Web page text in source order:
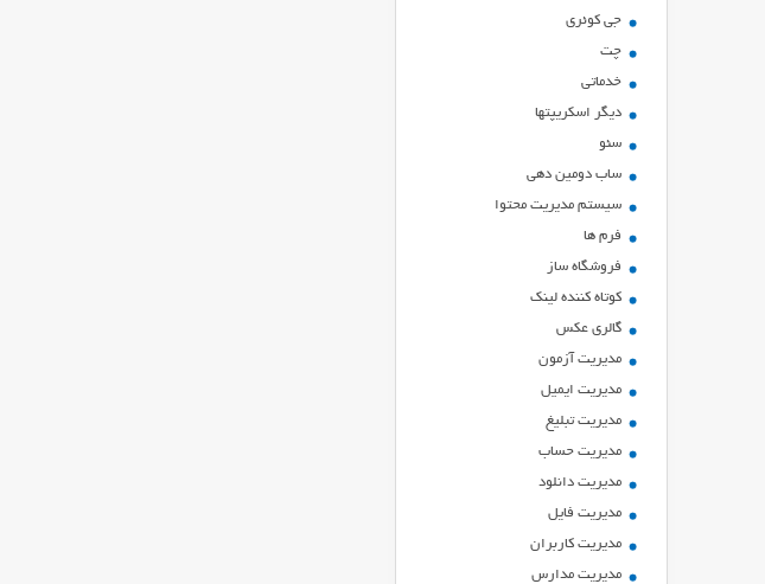
جی کوئری
چت
خدماتی
ديگر اسكريپتها
سئو
ساب دومین دهی
سیستم مدیریت محتوا
فرم ها
فروشگاه ساز
کوتاه کننده لینک
گالری عکس
مدیریت آزمون
مدیریت ایمیل
مدیریت تبلیغ
مدیریت حساب
مدیریت دانلود
مدیریت فایل
مدیریت کاربران
مدیریت مدارس